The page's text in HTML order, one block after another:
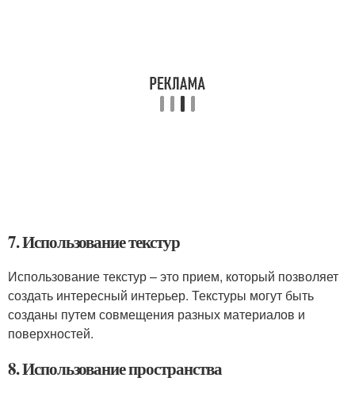
7. Использование текстур
Использование текстур – это прием, который позволяет
создать интересный интерьер. Текстуры могут быть
созданы путем совмещения разных материалов и
поверхностей.
8. Использование пространства